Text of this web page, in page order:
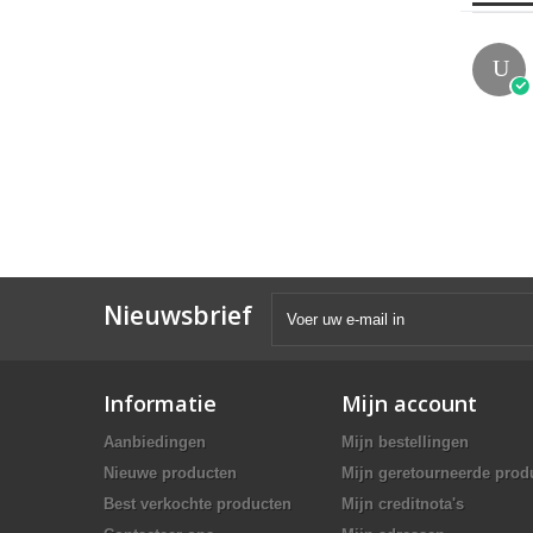
U
Nieuwsbrief
Informatie
Aanbiedingen
Nieuwe producten
Best verkochte producten
Mijn account
Mijn bestellingen
Mijn geretourneerde
Mijn creditnota's